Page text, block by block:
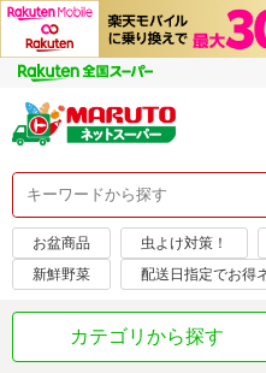
お盆商品 虫よけ対策！
新鮮野菜
配送日指定でお得
カテゴリから探す